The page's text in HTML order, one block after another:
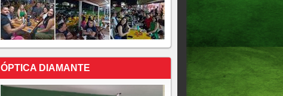
ÓPTICA DIAMANTE